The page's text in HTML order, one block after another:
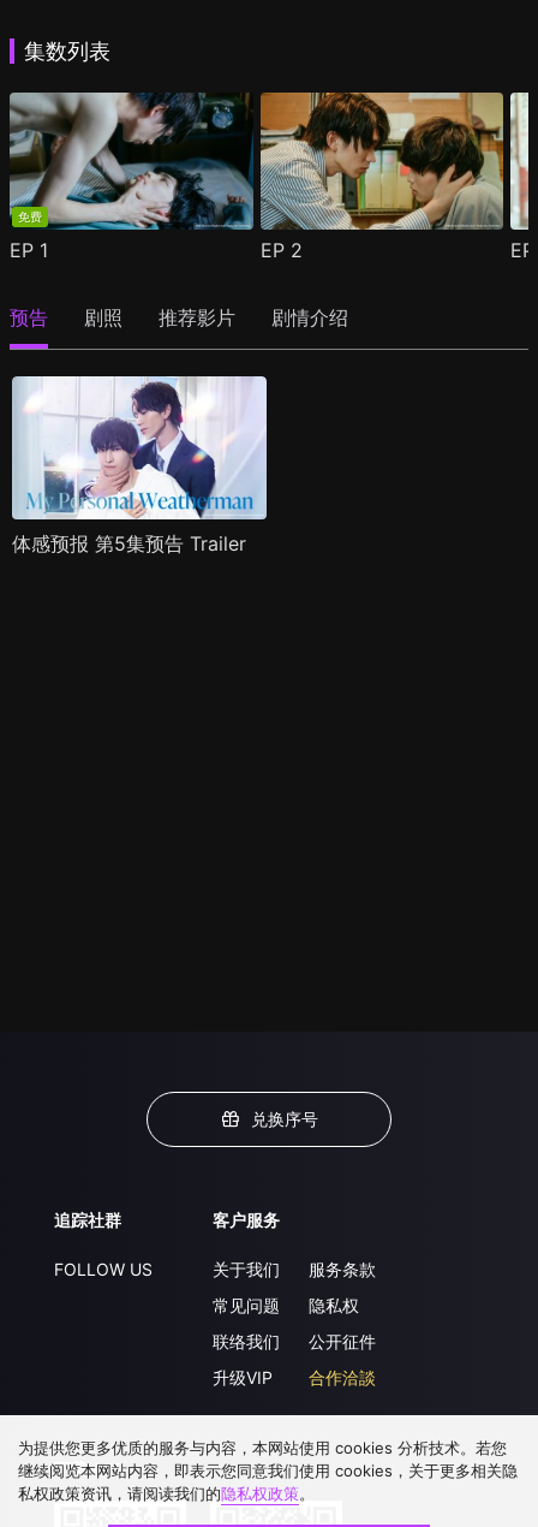
集数列表
免费
EP 1 EP 2
预告 剧照 推荐影片 剧情介绍
体感预报 第5集预告 Trailer
兑换序号
追踪社群
FOLLOW US
客户服务
关于我们
常见问题
联络我们
升级VIP
服务条款
隐私权
公开征件
合作洽談
下载 APP
为提供您更多优质的服务与内容，本网站使用 cookies 分析技术。若您
继续阅览本网站内容，即表示您同意我们使用 cookies，关于更多相关隐
私权政策资讯，请阅读我们的隐私权政策。